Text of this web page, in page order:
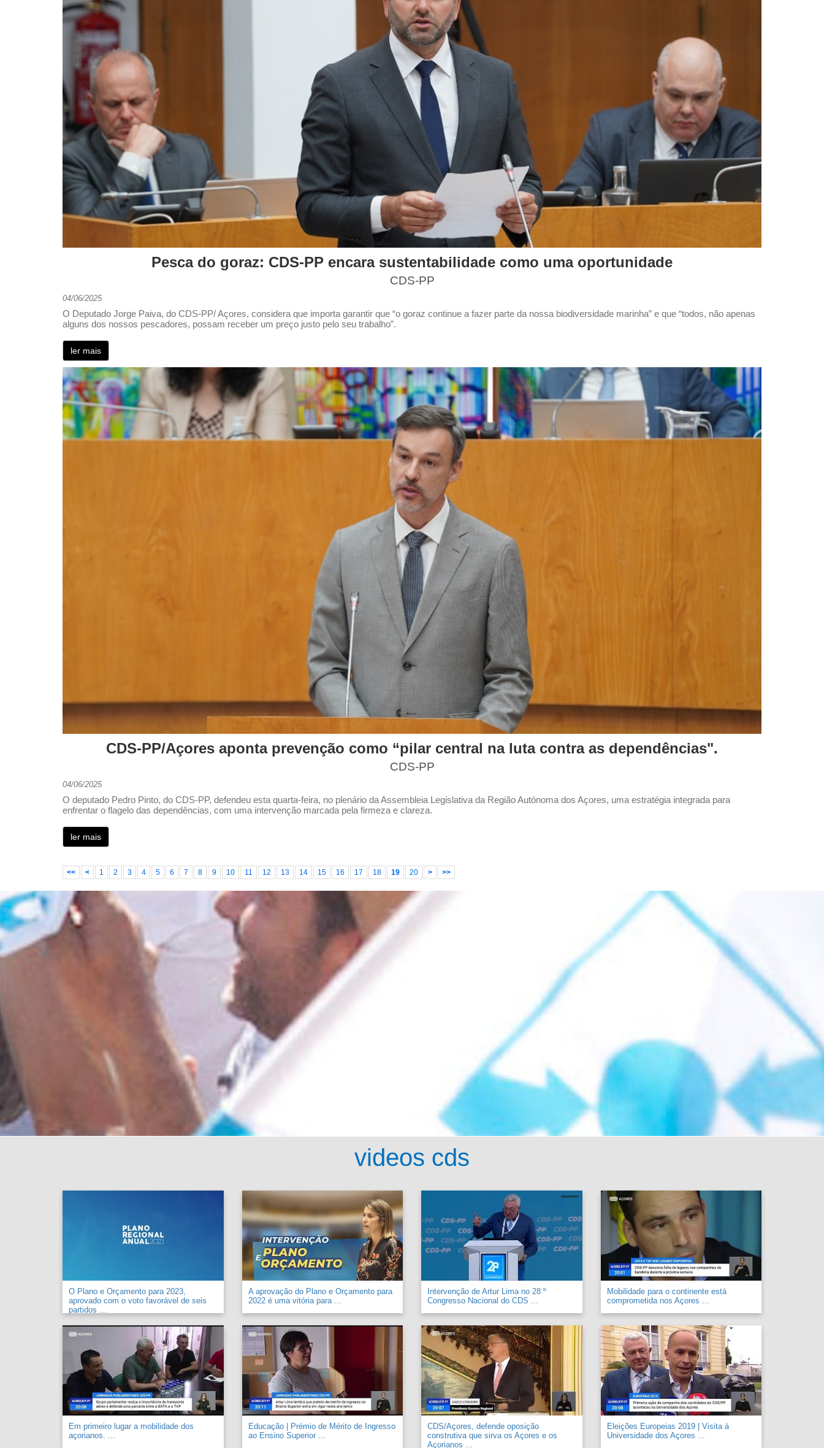
Pesca do goraz: CDS-PP encara sustentabilidade como uma oportunidade
CDS-PP
04/06/2025
O Deputado Jorge Paiva, do CDS-PP/ Açores, considera que importa garantir que “o goraz continue a fazer parte da nossa biodiversidade marinha” e que “todos, não apenas
alguns dos nossos pescadores, possam receber um preço justo pelo seu trabalho”.
ler mais
CDS-PP/Açores aponta prevenção como “pilar central na luta contra as dependências".
CDS-PP
04/06/2025
O deputado Pedro Pinto, do CDS-PP, defendeu esta quarta-feira, no plenário da Assembleia Legislativa da Região Autónoma dos Açores, uma estratégia integrada para
enfrentar o flagelo das dependências, com uma intervenção marcada pela firmeza e clareza.
ler mais
<< < 1 2 3 4 5 6 7 8 9 10 11 12 13 14 15 16 17 18 19 20 > >>
videos cds
O Plano e Orçamento para 2023,
aprovado com o voto favorável de seis
partidos ...
A aprovação do Plano e Orçamento para
2022 é uma vitória para ...
Intervenção de Artur Lima no 28 º
Congresso Nacional do CDS ...
Mobilidade para o continente está
comprometida nos Açores ...
Em primeiro lugar a mobilidade dos
açorianos. ...
Educação | Prémio de Mérito de Ingresso
ao Ensino Superior ...
CDS/Açores, defende oposição
construtiva que sirva os Açores e os
Açorianos ...
Eleições Europeias 2019 | Visita à
Universidade dos Açores ...